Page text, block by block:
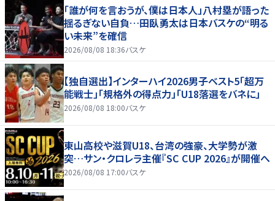
「誰が何を言おうが、僕は日本人」八村塁が語った
揺るぎない自負…田臥勇太は日本バスケの“明る
い未来”を確信
2026/08/08 18:36バスケ
【独自選出】インターハイ2026男子ベスト5「超万
能戦士」「規格外の得点力」「U18落選をバネに」
2026/08/08 18:00バスケ
東山高校や滋賀U18、台湾の強豪、大学勢が激
突…サン・クロレラ主催『SC CUP 2026』が開催へ
2026/08/08 17:00バスケ